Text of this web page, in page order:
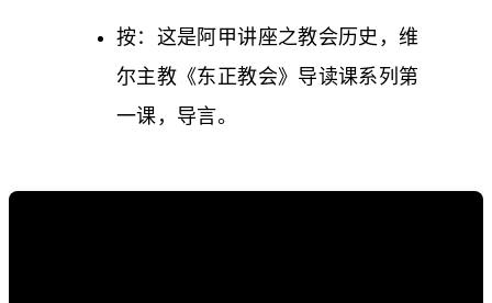
按：这是阿甲讲座之教会历史，维
尔主教《东正教会》导读课系列第
一课，导言。